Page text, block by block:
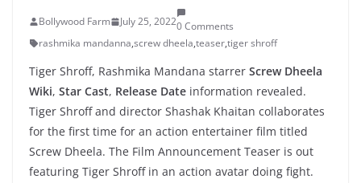
Bollywood Farm July 25, 20220 Comments
rashmika mandanna,screw dheela,teaser,tiger shroff
Tiger Shroff, Rashmika Mandana starrer Screw Dheela
Wiki, Star Cast, Release Date information revealed.
Tiger Shroff and director Shashak Khaitan collaborates
for the first time for an action entertainer film titled
Screw Dheela. The Film Announcement Teaser is out
featuring Tiger Shroff in an action avatar doing fight.